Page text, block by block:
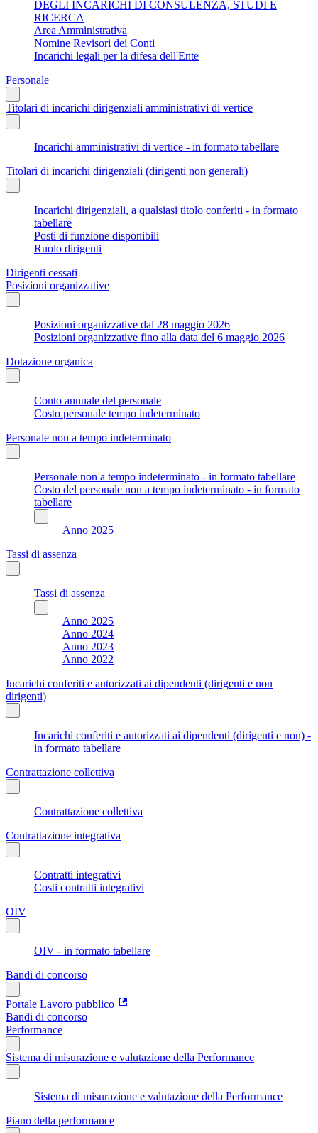
DEGLI INCARICHI DI CONSULENZA, STUDI E
RICERCA
Area Amministrativa
Nomine Revisori dei Conti
Incarichi legali per la difesa dell'Ente
Personale
Titolari di incarichi dirigenziali amministrativi di vertice
Incarichi amministrativi di vertice - in formato tabellare
Titolari di incarichi dirigenziali (dirigenti non generali)
Incarichi dirigenziali, a qualsiasi titolo conferiti - in formato
tabellare
Posti di funzione disponibili
Ruolo dirigenti
Dirigenti cessati
Posizioni organizzative
Posizioni organizzative dal 28 maggio 2026
Posizioni organizzative fino alla data del 6 maggio 2026
Dotazione organica
Conto annuale del personale
Costo personale tempo indeterminato
Personale non a tempo indeterminato
Personale non a tempo indeterminato - in formato tabellare
Costo del personale non a tempo indeterminato - in formato
tabellare
Anno 2025
Tassi di assenza
Tassi di assenza
Anno 2025
Anno 2024
Anno 2023
Anno 2022
Incarichi conferiti e autorizzati ai dipendenti (dirigenti e non
dirigenti)
Incarichi conferiti e autorizzati ai dipendenti (dirigenti e non) -
in formato tabellare
Contrattazione collettiva
Contrattazione collettiva
Contrattazione integrativa
Contratti integrativi
Costi contratti integrativi
OIV
OIV - in formato tabellare
Bandi di concorso
Portale Lavoro pubblico
Bandi di concorso
Performance
Sistema di misurazione e valutazione della Performance
Sistema di misurazione e valutazione della Performance
Piano della performance